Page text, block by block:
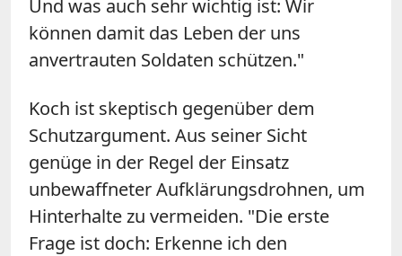
Und was auch sehr wichtig ist: Wir
können damit das Leben der uns
anvertrauten Soldaten schützen."
Koch ist skeptisch gegenüber dem
Schutzargument. Aus seiner Sicht
genüge in der Regel der Einsatz
unbewaffneter Aufklärungsdrohnen, um
Hinterhalte zu vermeiden. "Die erste
Frage ist doch: Erkenne ich den